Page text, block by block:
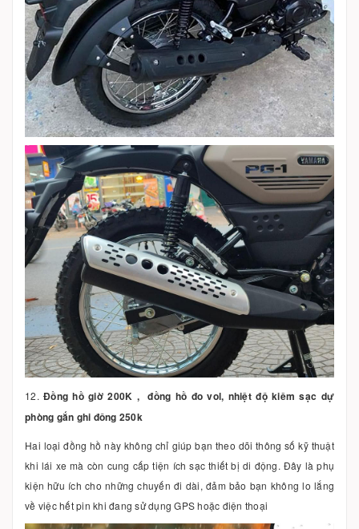
12.Đồng hồ giờ 200K , đồng hồ đo vol, nhiệt độ kiêm sạc dự
phòng gắn ghi đông 250k
Hai loại đồng hồ này không chỉ giúp bạn theo dõi thông số kỹ thuật
khi lái xe mà còn cung cấp tiện ích sạc thiết bị di động. Đây là phụ
kiện hữu ích cho những chuyến đi dài, đảm bảo bạn không lo lắng
về việc hết pin khi đang sử dụng GPS hoặc điện thoại